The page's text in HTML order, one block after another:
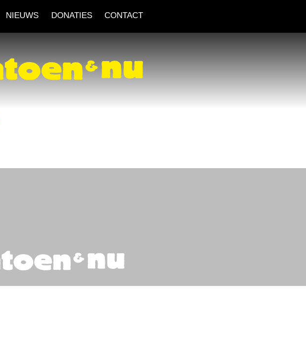
NIEUWS DONATIES CONTACT